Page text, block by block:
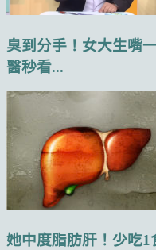
臭到分手！女大生嘴
醫秒看...
她中度脂肪肝！少吃